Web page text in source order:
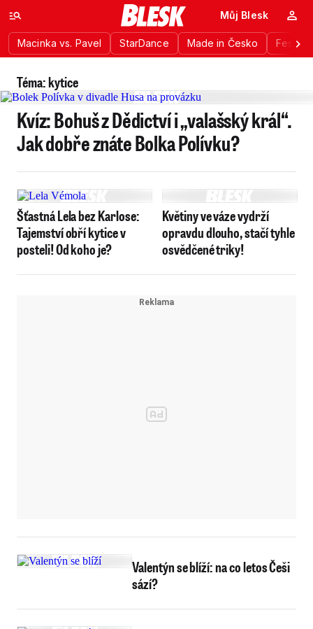
Macinka vs. Pavel StarDance Made in Česko
Můj Blesk
Téma: kytice
Kvíz: Bohuš z Dědictví i „valašský král“.
Jak dobře znáte Bolka Polívku?
Šťastná Lela bez Karlose:
Tajemství obří kytice v
posteli! Od koho je?
Květiny ve váze vydrží
opravdu dlouho, stačí tyhle
osvědčené triky!
Valentýn se blíží: na co letos Češi
sází?